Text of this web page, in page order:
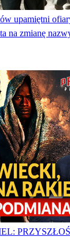
upamiętni
na zmianę